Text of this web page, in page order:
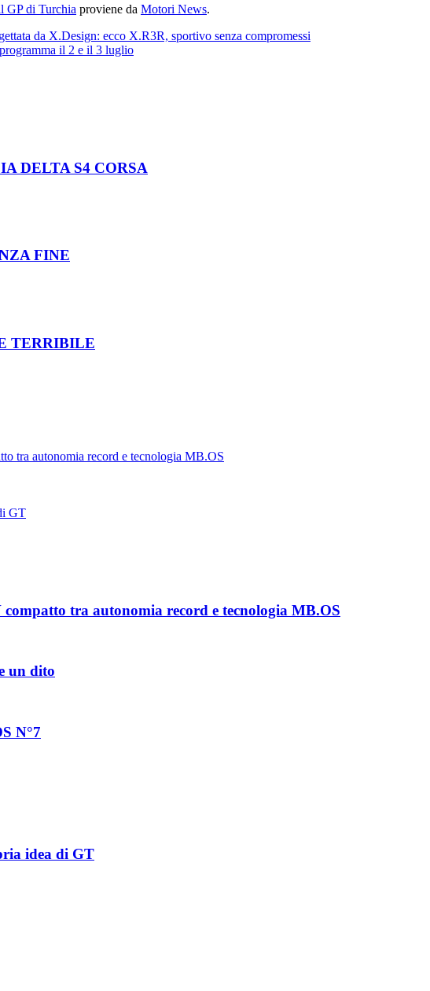
GP di Turchia proviene da Motori News.
da X.Design: ecco X.R3R, sportivo senza compromessi
il 2 e il 3 luglio
DELTA S4 CORSA
FINE
TERRIBILE
tra autonomia record e tecnologia MB.OS
GT
tra autonomia record e tecnologia MB.OS
un dito
N°7
idea di GT